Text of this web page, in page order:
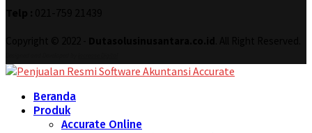
Beranda
Produk
Accurate Online